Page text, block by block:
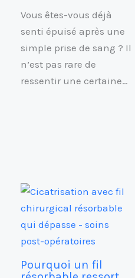
Vous êtes-vous déjà
senti épuisé après une
simple prise de sang ? Il
n’est pas rare de
ressentir une certaine…
Pourquoi un fil